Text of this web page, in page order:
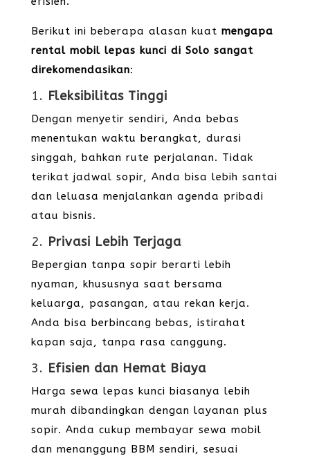
Berikut ini beberapa alasan kuat mengapa
rental mobil lepas kunci di Solo sangat
direkomendasikan:
1. Fleksibilitas Tinggi
Dengan menyetir sendiri, Anda bebas
menentukan waktu berangkat, durasi
singgah, bahkan rute perjalanan. Tidak
terikat jadwal sopir, Anda bisa lebih santai
dan leluasa menjalankan agenda pribadi
atau bisnis.
2. Privasi Lebih Terjaga
Bepergian tanpa sopir berarti lebih
nyaman, khususnya saat bersama
keluarga, pasangan, atau rekan kerja.
Anda bisa berbincang bebas, istirahat
kapan saja, tanpa rasa canggung.
3. Efisien dan Hemat Biaya
Harga sewa lepas kunci biasanya lebih
murah dibandingkan dengan layanan plus
sopir. Anda cukup membayar sewa mobil
dan menanggung BBM sendiri, sesuai